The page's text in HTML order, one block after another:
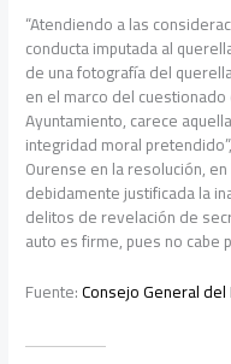
“Atendiendo a las
conducta imputada al
de una fotografía del
en el marco del
Ayuntamiento, carece
integridad moral
Ourense en la resolución,
debidamente justificada la
delitos de revelación de
auto es firme, pues no cabe
Fuente:Consejo General del